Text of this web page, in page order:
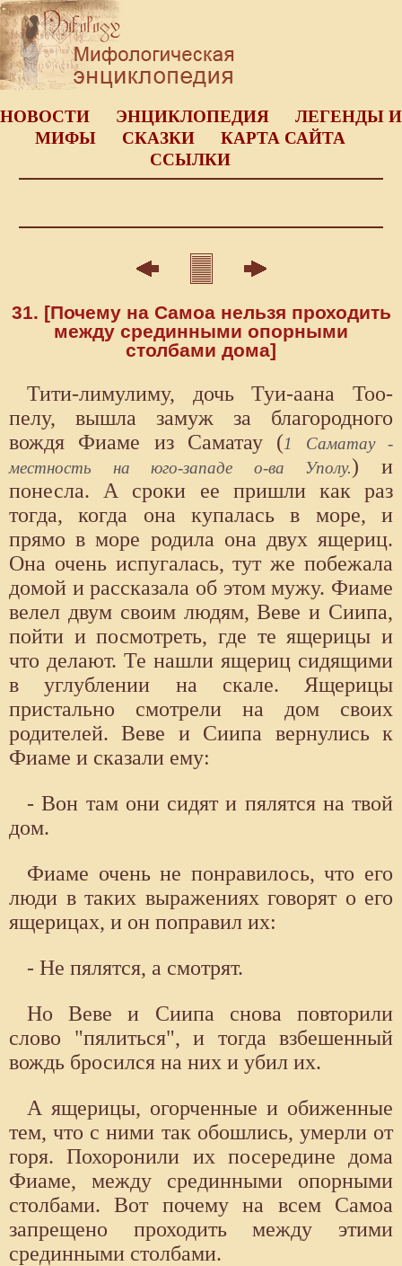
НОВОСТИ ЭНЦИКЛОПЕДИЯ
ЛЕГЕНДЫ И
МИФЫ
СКАЗКИ
КАРТА САЙТА
ССЫЛКИ
31. [Почему на Самоа нельзя проходить
между срединными опорными
столбами дома]
Тити-лимулиму, дочь Туи-аана Тоо-
пелу, вышла замуж за благородного
вождя Фиаме из Саматау (1 Саматау -
местность на юго-западе о-ва Уполу.) и
понесла. А сроки ее пришли как раз
тогда, когда она купалась в море, и
прямо в море родила она двух ящериц.
Она очень испугалась, тут же побежала
домой и рассказала об этом мужу. Фиаме
велел двум своим людям, Веве и Сиипа,
пойти и посмотреть, где те ящерицы и
что делают. Те нашли ящериц сидящими
в углублении на скале. Ящерицы
пристально смотрели на дом своих
родителей. Веве и Сиипа вернулись к
Фиаме и сказали ему:
- Вон там они сидят и пялятся на твой
дом.
Фиаме очень не понравилось, что его
люди в таких выражениях говорят о его
ящерицах, и он поправил их:
- Не пялятся, а смотрят.
Но Веве и Сиипа снова повторили
слово "пялиться", и тогда взбешенный
вождь бросился на них и убил их.
А ящерицы, огорченные и обиженные
тем, что с ними так обошлись, умерли от
горя. Похоронили их посередине дома
Фиаме, между срединными опорными
столбами. Вот почему на всем Самоа
запрещено проходить между этими
срединными столбами.